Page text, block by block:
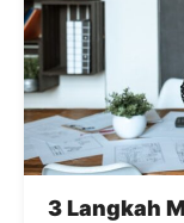
3 Langkah